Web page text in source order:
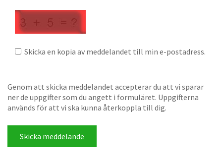
Skicka en kopia av meddelandet till min e-postadress.
Genom att skicka meddelandet accepterar du att vi sparar
ner de uppgifter som du angett i formuläret. Uppgifterna
används för att vi ska kunna återkoppla till dig.